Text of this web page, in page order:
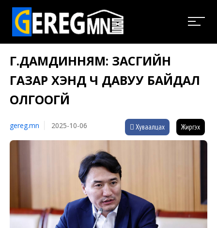
Г.ДАМДИННЯМ: ЗАСГИЙН
ГАЗАР ХЭНД Ч ДАВУУ БАЙДАЛ
ОЛГООГҮЙ
gereg.mn 2025-10-06 Хуваалцах Жиргэх